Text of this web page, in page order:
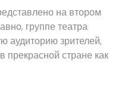
на втором
группе театра
аудиторию зрителей,
прекрасной стране как